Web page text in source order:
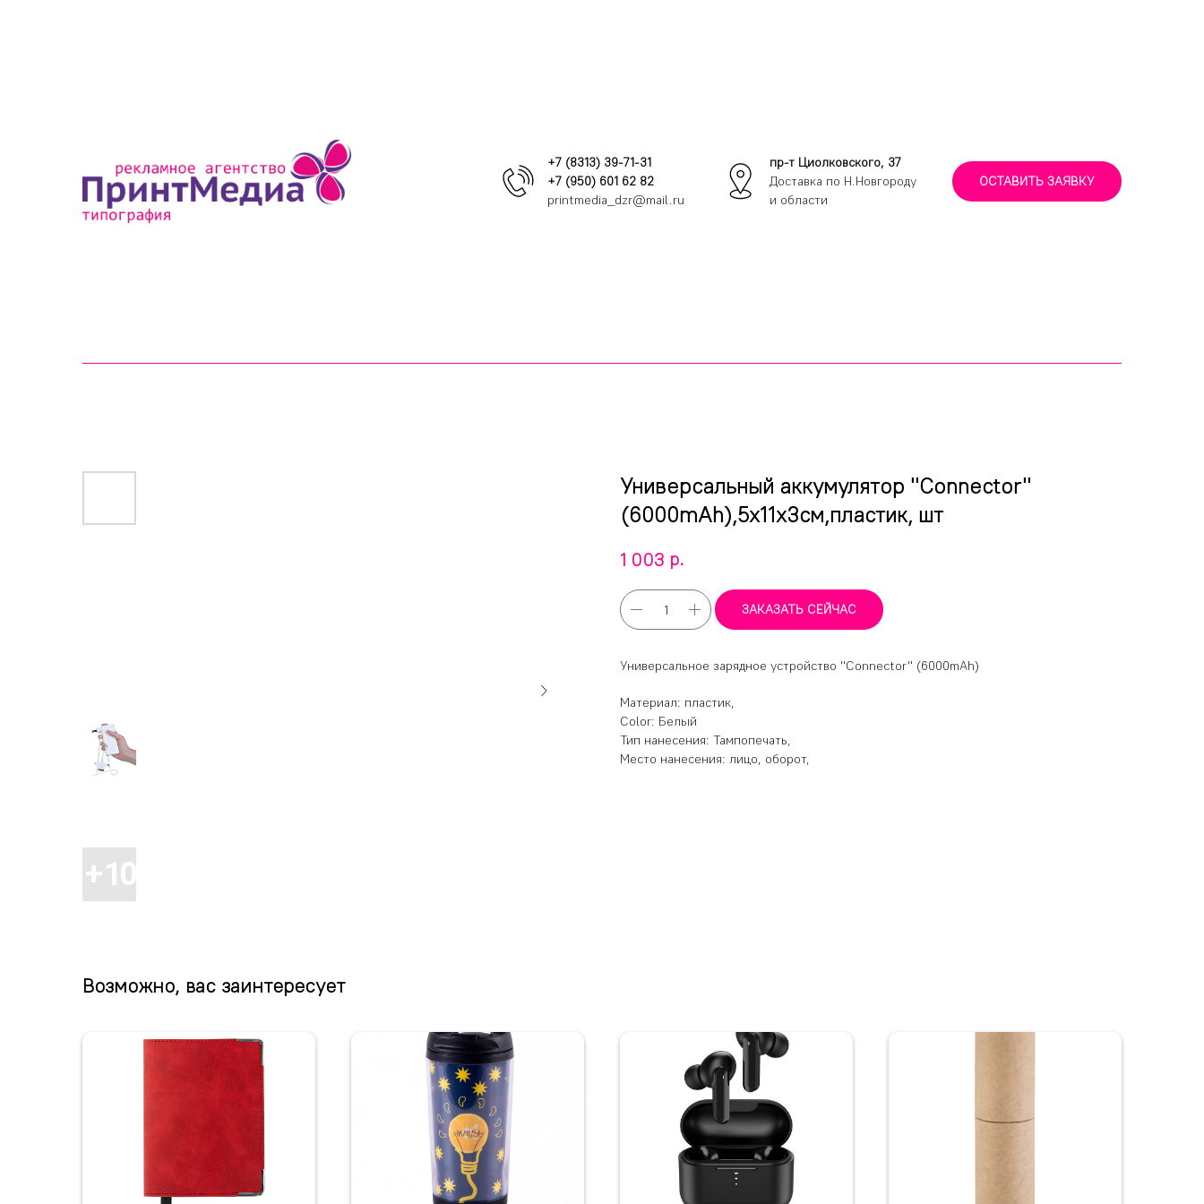
+7 (8313) 39-71-31
+7 (950) 601 62 82
printmedia_dzr@mail.ru
пр-т Циолковского, 37
Доставка по Н.Новгороду
и области
ОСТАВИТЬ ЗАЯВКУ
Универсальный аккумулятор "Connector"
(6000mAh),5х11х3см,пластик, шт
1 003 р.
ЗАКАЗАТЬ СЕЙЧАС
Универсальное зарядное устройство "Connector" (6000mAh)
Материал: пластик,
Color: Белый
Тип нанесения: Тампопечать,
Место нанесения: лицо, оборот,
Возможно, вас заинтересует